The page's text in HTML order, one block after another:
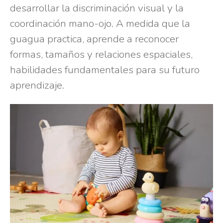
desarrollar la discriminación visual y la
coordinación mano-ojo. A medida que la
guagua practica, aprende a reconocer
formas, tamaños y relaciones espaciales,
habilidades fundamentales para su futuro
aprendizaje.